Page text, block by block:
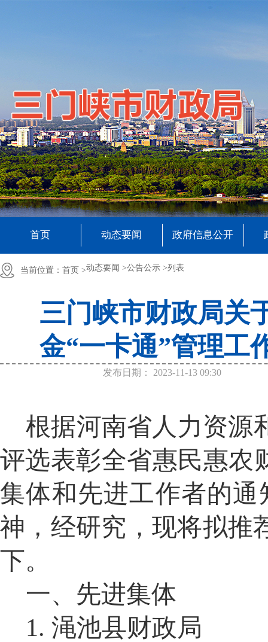
首页 动态要闻 政府信息公开
当前位置： 首页 >动态要闻 >公告公示 >列表
三门峡市财政局关
金“一卡通”管理工
发布日期： 2023-11-13 09:30
根据河南省人力资源
评选表彰全省惠民惠农
集体和先进工作者的通
神，经研究，现将拟推
下。
一、先进集体
1. 渑池县财政局